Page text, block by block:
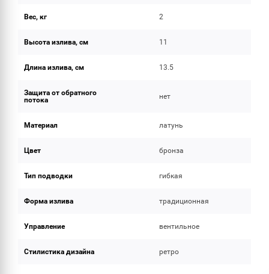
Вес, кг 2
Высота излива, см 11
Длина излива, см 13.5
Защита от обратного
потока
нет
Материал латунь
Цвет бронза
Тип подводки гибкая
Форма излива традиционная
Управление вентильное
Стилистика дизайна ретро